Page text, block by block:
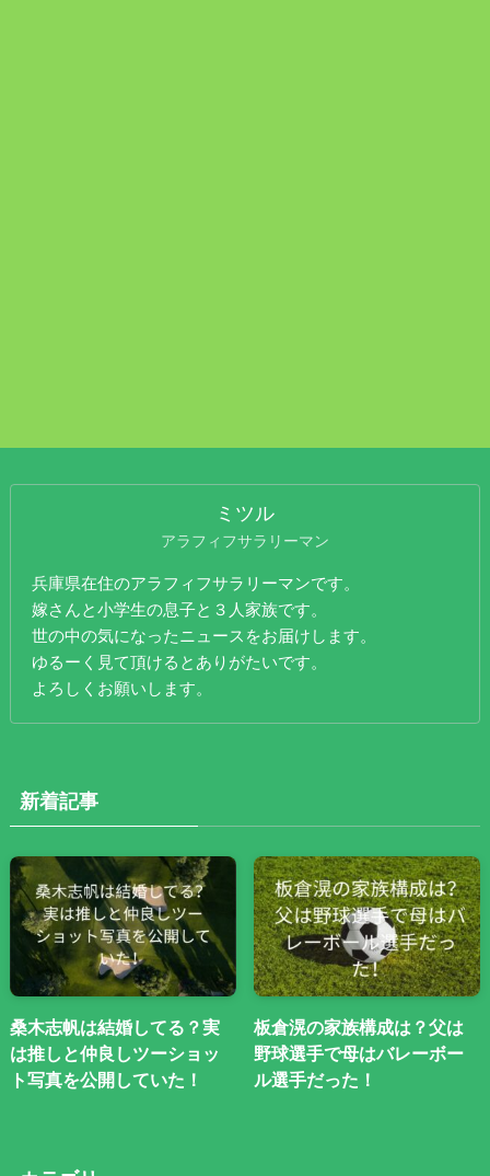
ミツル
アラフィフサラリーマン
兵庫県在住のアラフィフサラリーマンです。
嫁さんと小学生の息子と３人家族です。
世の中の気になったニュースをお届けします。
ゆるーく見て頂けるとありがたいです。
よろしくお願いします。
新着記事
桑木志帆は結婚してる？実
は推しと仲良しツーショッ
ト写真を公開していた！
板倉滉の家族構成は？父は
野球選手で母はバレーボー
ル選手だった！